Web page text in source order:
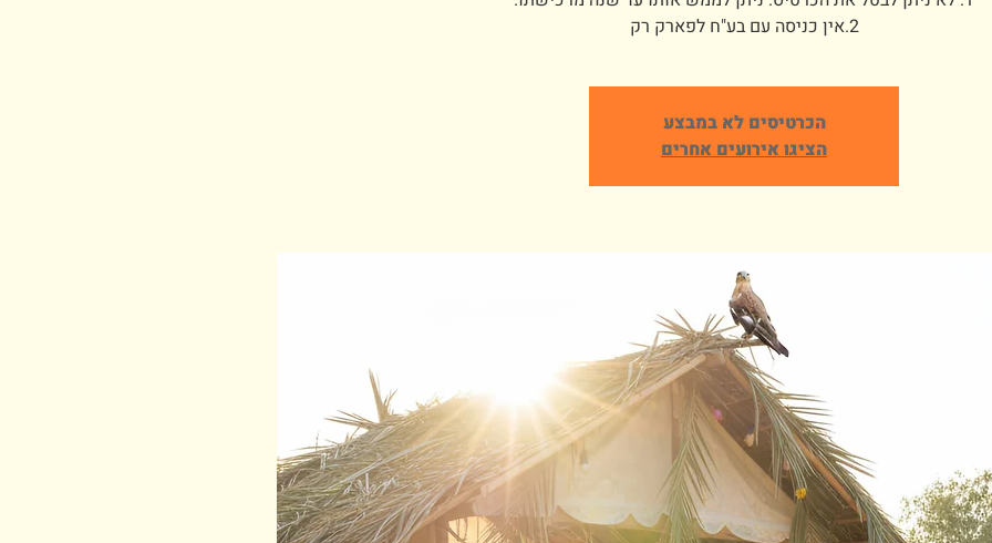
2.אין כניסה עם בע"ח לפארק רק
הכרטיסים לא במבצע
הציגו אירועים אחרים